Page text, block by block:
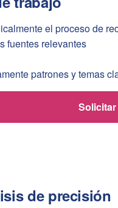
el proceso de
fuentes relevantes
patrones y temas
de precisión